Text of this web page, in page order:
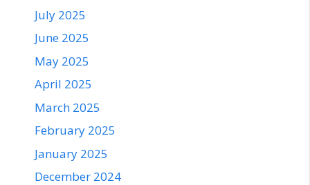
July 2025
June 2025
May 2025
April 2025
March 2025
February 2025
January 2025
December 2024